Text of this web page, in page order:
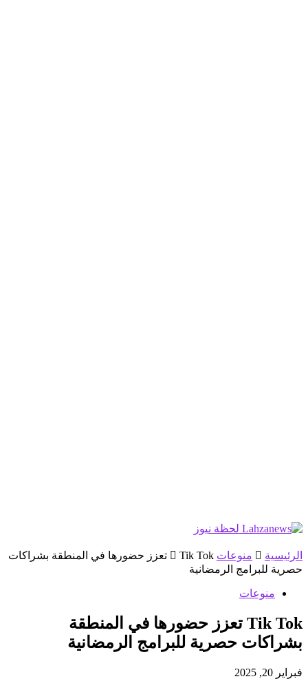
الرئيسية منوعات
Tik Tok تعزز حضورها في المنطقة بشراكات
حصرية للبرامج الرمضانية
منوعات
Tik Tok تعزز حضورها في المنطقة
بشراكات حصرية للبرامج الرمضانية
فبراير 20, 2025